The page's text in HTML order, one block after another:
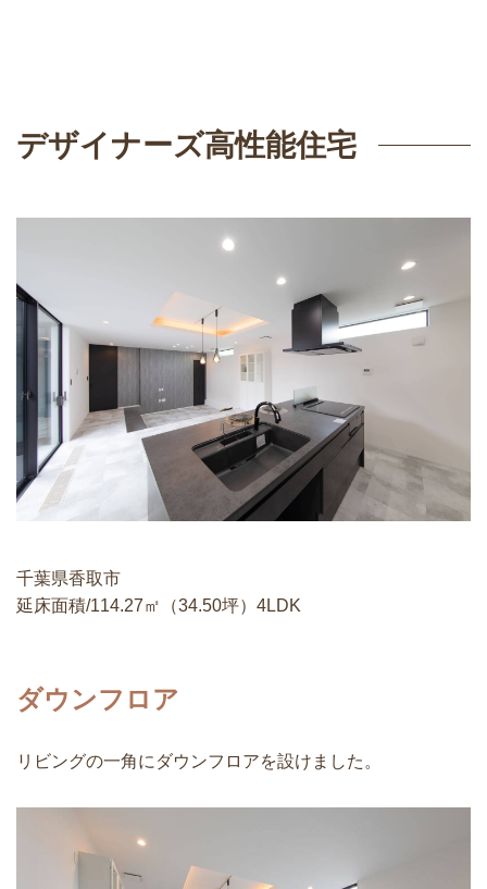
デザイナーズ高性能住宅
千葉県香取市
延床面積/114.27㎡（34.50坪）4LDK
ダウンフロア
リビングの一角にダウンフロアを設けました。